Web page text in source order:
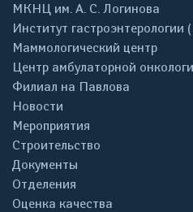
МКНЦ им. А. С. Логинова
Институт
Маммологический центр
Центр амбулаторной
Филиал на Павлова
Новости
Мероприятия
Строительство
Документы
Отделения
Оценка качества